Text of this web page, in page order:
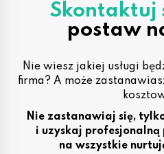
Skontaktuj
postaw
Nie wiesz jakiej usługi
firma? A może
Nie zastanawiaj się,
i uzyskaj
na wszystkie